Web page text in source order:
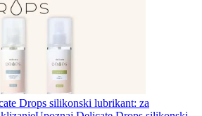
Drops silikonski lubrikant: za